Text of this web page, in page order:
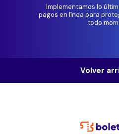
Implementamos lo
pagos en línea para
todo
Volver